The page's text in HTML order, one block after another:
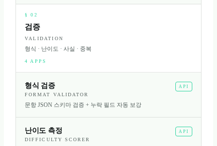
§02
검증
VALIDATION
형식 · 난이도 · 사실 · 중복
4 APPS
형식 검증
API
FORMAT VALIDATOR
문항 JSON 스키마 검증 + 누락 필드 자동 보강
난이도 측정
API
DIFFICULTY SCORER